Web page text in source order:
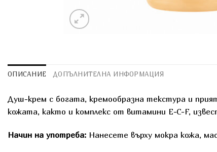
ОПИСАНИЕ ДОПЪЛНИТЕЛНА ИНФОРМАЦИЯ
Душ-крем с богата, кремообразна текстура и
кожата, както и комплекс от витамини E-C-F,
Начин на употреба: Нанесете върху мокра кожа,